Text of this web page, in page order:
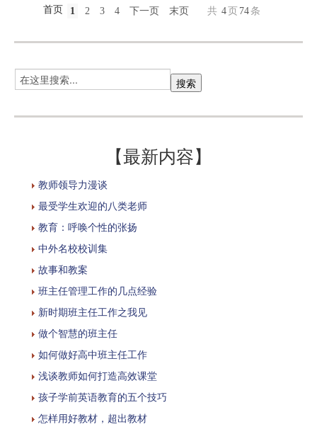
首页 1 2 3 4 下一页 末页 共 4 页 74 条
【最新内容】
教师领导力漫谈
最受学生欢迎的八类老师
教育：呼唤个性的张扬
中外名校校训集
故事和教案
班主任管理工作的几点经验
新时期班主任工作之我见
做个智慧的班主任
如何做好高中班主任工作
浅谈教师如何打造高效课堂
孩子学前英语教育的五个技巧
怎样用好教材，超出教材